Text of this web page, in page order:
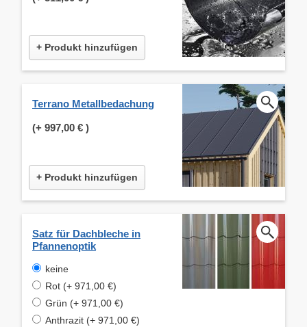
+ Produkt hinzufügen
Terrano Metallbedachung
(+ 997,00 € )
+ Produkt hinzufügen
Satz für Dachbleche in
Pfannenoptik
keine
Rot (+ 971,00 €)
Grün (+ 971,00 €)
Anthrazit (+ 971,00 €)